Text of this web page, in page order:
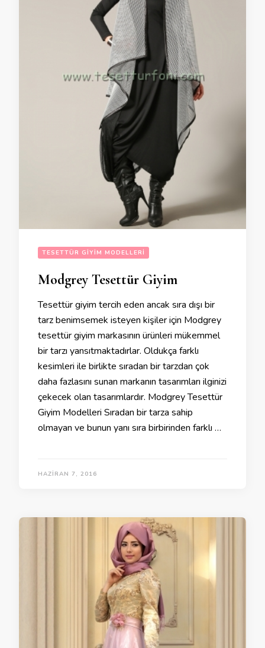
TESETTÜR GIYIM MODELLERI
Modgrey Tesettür Giyim
Tesettür giyim tercih eden ancak sıra dışı bir
tarz benimsemek isteyen kişiler için Modgrey
tesettür giyim markasının ürünleri mükemmel
bir tarzı yansıtmaktadırlar. Oldukça farklı
kesimleri ile birlikte sıradan bir tarzdan çok
daha fazlasını sunan markanın tasarımları ilginizi
çekecek olan tasarımlardır. Modgrey Tesettür
Giyim Modelleri Sıradan bir tarza sahip
olmayan ve bunun yanı sıra birbirinden farklı …
HAZIRAN 7, 2016